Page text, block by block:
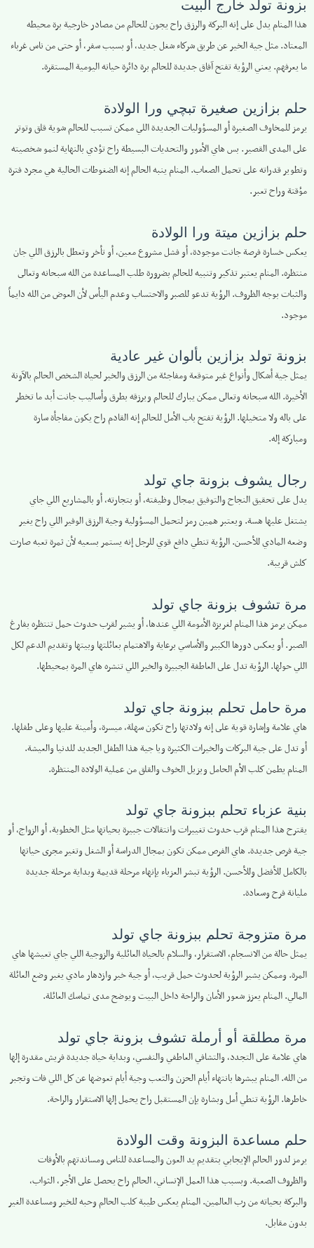
بزونة تولد خارج البيت
هذا المنام يدل على إنه البركة والرزق راح يجون للحالم من مصادر خارجية برة محيطه
المعتاد. مثل جية الخير عن طريق شركاء شغل جديد، أو بسبب سفر، أو حتى من ناس غرباء
ما يعرفهم. يعني الرؤية تفتح آفاق جديدة للحالم برة دائرة حياته اليومية المستقرة.
حلم بزازين صغيرة تبچي ورا الولادة
يرمز للمخاوف الصغيرة أو المسؤوليات الجديدة اللي ممكن تسبب للحالم شوية قلق وتوتر
على المدى القصير. بس هاي الأمور والتحديات البسيطة راح تؤدي بالنهاية لنمو شخصيته
وتطوير قدراته على تحمل الصعاب. المنام ينبه الحالم إنه الضغوطات الحالية هي مجرد فترة
مؤقتة وراح تعبر.
حلم بزازين ميتة ورا الولادة
يعكس خسارة فرصة جانت موجودة، أو فشل مشروع معين، أو تأخر وتعطل بالرزق اللي جان
منتظره. المنام يعتبر تذكير وتنبيه للحالم بضرورة طلب المساعدة من الله سبحانه وتعالى
والثبات بوجه الظروف. الرؤية تدعو للصبر والاحتساب وعدم اليأس لأن العوض من الله دايماً
موجود.
بزونة تولد بزازين بألوان غير عادية
يمثل جية أشكال وأنواع غير متوقعة ومفاجئة من الرزق والخير لحياة الشخص الحالم بالآونة
الأخيرة. الله سبحانه وتعالى ممكن يبارك للحالم ويرزقه بطرق وأساليب جانت أبد ما تخطر
على باله ولا متخيلها. الرؤية تفتح باب الأمل للحالم إنه القادم راح يكون مفاجأة سارة
ومباركة إله.
رجال يشوف بزونة جاي تولد
يدل على تحقيق النجاح والتوفيق بمجال وظیفته، أو بتجارته، أو بالمشاريع اللي جاي
يشتغل عليها هسة. ويعتبر همين رمز لتحمل المسؤولية وجية الرزق الوفير اللي راح يغير
وضعه المادي للأحسن. الرؤية تنطي دافع قوي للرجل إنه يستمر بسعيه لأن ثمرة تعبه صارت
كلش قريبة.
مرة تشوف بزونة جاي تولد
ممكن يرمز هذا المنام لغريزة الأمومة اللي عندها، أو يشير لقرب حدوث حمل تنتظره بفارغ
الصبر. أو يعكس دورها الكبير والأساسي برعاية والاهتمام بعائلتها وبيتها وتقديم الدعم لكل
اللي حولها. الرؤية تدل على العاطفة الجبيرة والخير اللي تنشره هاي المرة بمحيطها.
مرة حامل تحلم ببزونة جاي تولد
هاي علامة وإشارة قوية على إنه ولادتها راح تكون سهلة، ميسرة، وأمينة عليها وعلى طفلها.
أو تدل على جية البركات والخيرات الكثيرة ويا جية هذا الطفل الجديد للدنيا والعيشة.
المنام يطمن كلب الأم الحامل ويزيل الخوف والقلق من عملية الولادة المنتظرة.
بنية عزباء تحلم ببزونة جاي تولد
يقترح هذا المنام قرب حدوث تغييرات وانتقالات جبيرة بحياتها مثل الخطوبة، أو الزواج، أو
جية فرص جديدة. هاي الفرص ممكن تكون بمجال الدراسة أو الشغل وتغير مجرى حياتها
بالكامل للأفضل وللأحسن. الرؤية تبشر العزباء بإنهاء مرحلة قديمة وبداية مرحلة جديدة
مليانة فرح وسعادة.
مرة متزوجة تحلم ببزونة جاي تولد
يمثل حالة من الانسجام، الاستقرار، والسلام بالحياة العائلية والزوجية اللي جاي تعيشها هاي
المرة. وممكن يشير الرؤية لحدوث حمل قريب، أو جية خير وازدهار مادي يغير وضع العائلة
المالي. المنام يعزز شعور الأمان والراحة داخل البيت ويوضح مدى تماسك العائلة.
مرة مطلقة أو أرملة تشوف بزونة جاي تولد
هاي علامة على التجدد، والتشافي العاطفي والنفسي، وبداية حياة جديدة فريش مقدرة إلها
من الله. المنام يبشرها بانتهاء أيام الحزن والتعب وجية أيام تعوضها عن كل اللي فات وتجبر
خاطرها. الرؤية تنطي أمل وبشارة بإن المستقبل راح يحمل إلها الاستقرار والراحة.
حلم مساعدة البزونة وقت الولادة
يرمز لدور الحالم الإيجابي بتقديم يد العون والمساعدة للناس ومساندتهم بالأوقات
والظروف الصعبة. وبسبب هذا العمل الإنساني، الحالم راح يحصل على الأجر، الثواب،
والبركة بحياته من رب العالمين. المنام يعكس طيبة كلب الحالم وحبه للخير ومساعدة الغير
بدون مقابل.